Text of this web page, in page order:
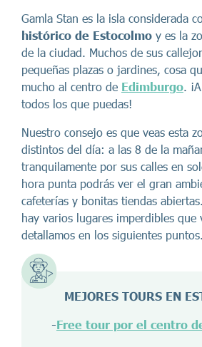
Gamla Stan es la isla considerada
histórico de Estocolmo y es la
de la ciudad. Muchos de sus
pequeñas plazas o jardines, cosa
mucho al centro de Edimburgo.
todos los que puedas!
Nuestro consejo es que veas esta
distintos del día: a las 8 de la
tranquilamente por sus calles en
hora punta podrás ver el gran
cafeterías y bonitas tiendas
hay varios lugares imperdibles que
detallamos en los siguientes puntos.
MEJORES TOURS EN
-Free tour por el centro